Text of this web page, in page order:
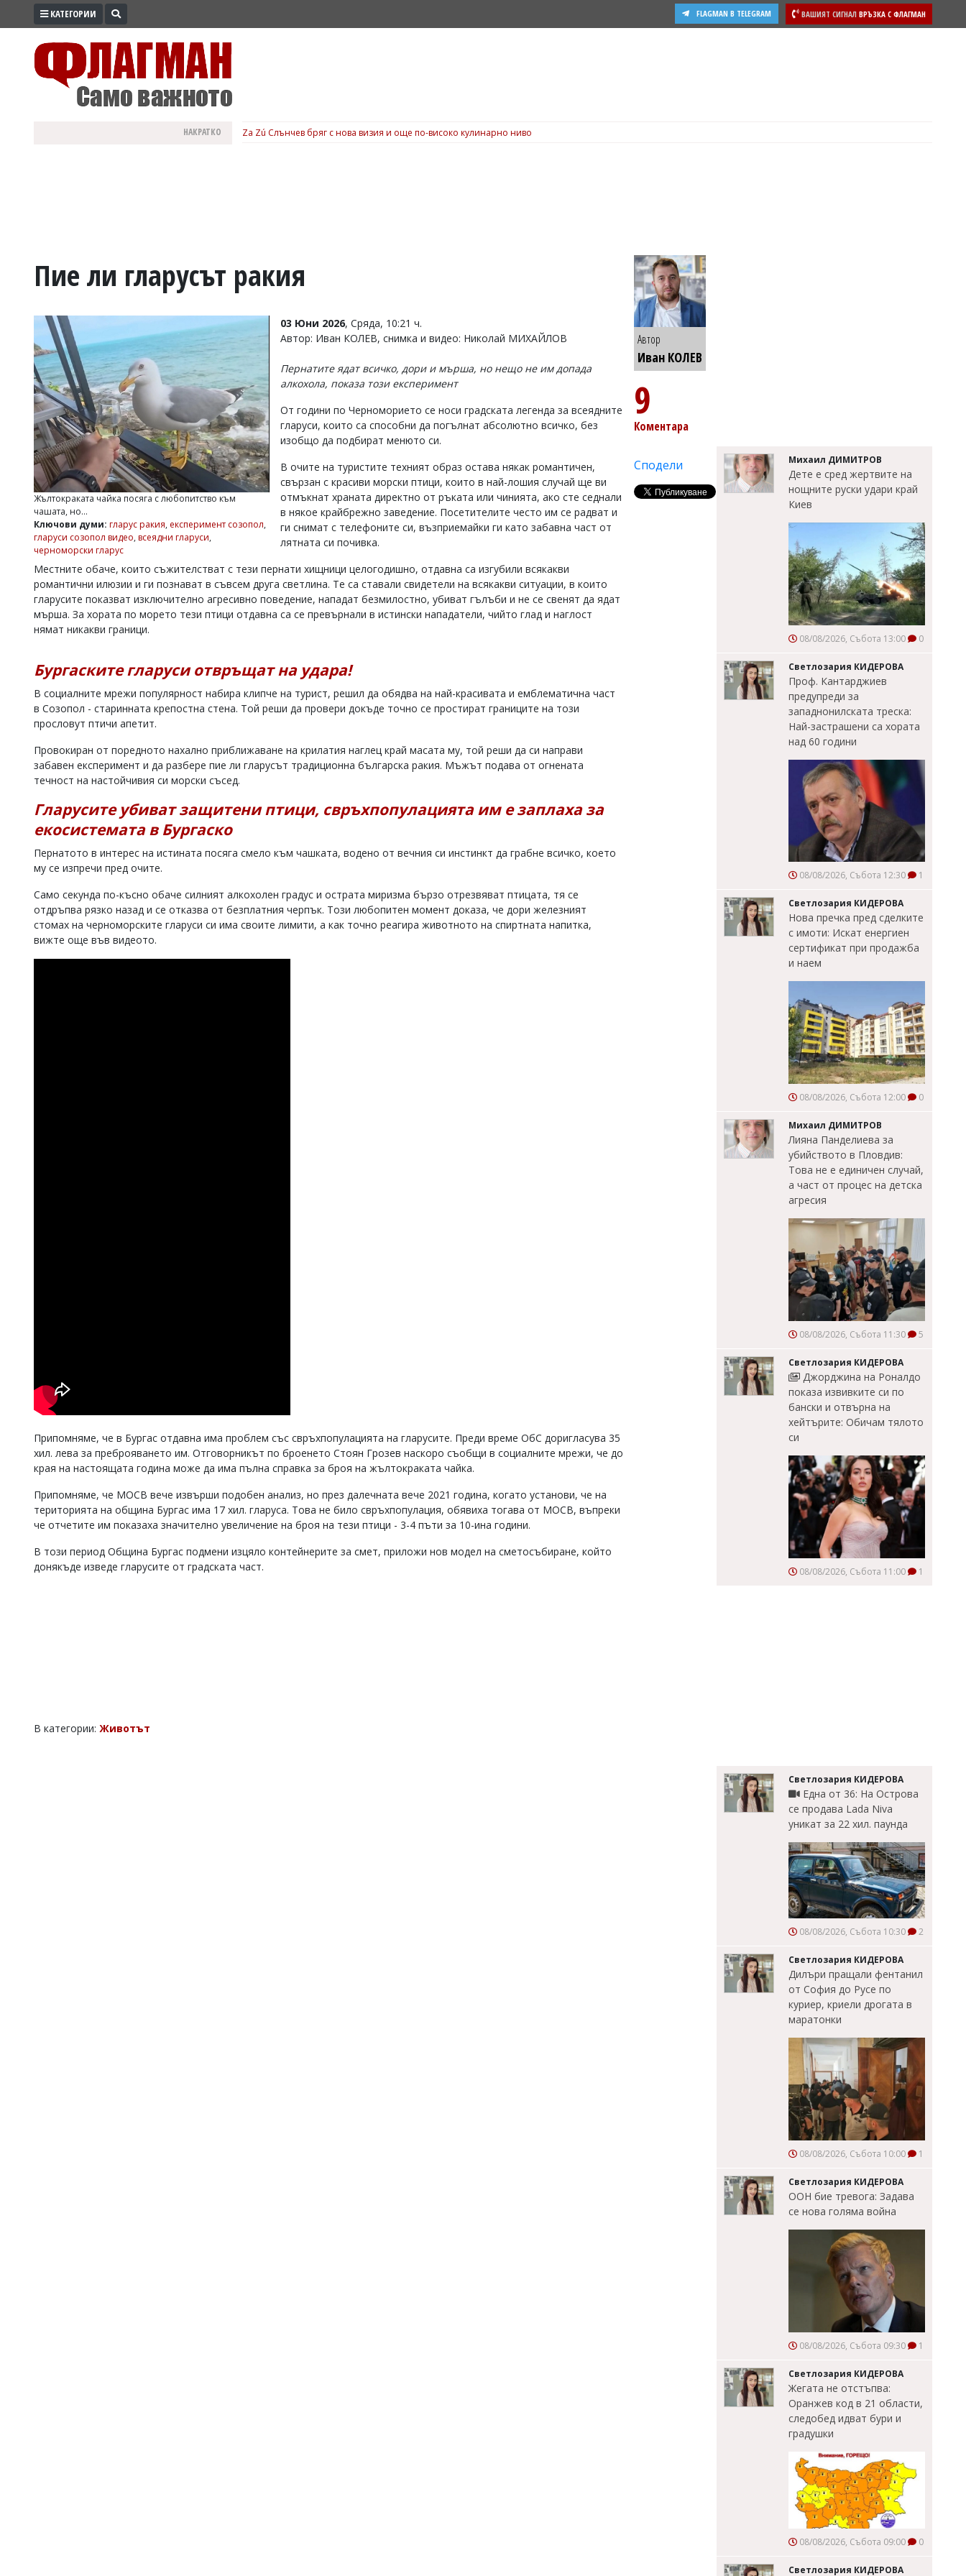
ПРОМО
ВОЙНАТА
СПОРТ
РАЗСЛЕДВАНЕ
БИЗНЕС
Управители:
Веселин
Василев,
v.vasilev@flagman.bg
Касабова,
k.kassabova@flagman.bg
Главен
редактор:
office@flagman.bg
въвеждат
редакцията
отговорност
откриете
обиден
коментар,
сигнализирайте
КАТЕГОРИИ ВАШИЯТ СИГНАЛ ВРЪЗКА С ФЛАГМАН
FLAGMAN В TELEGRAM
НАКРАТКО Za Zú Слънчев бряг с нова визия и още по-високо кулинарно ниво
Пие ли гларусът ракия
Жълтокраката чайка посяга с любопитство към
чашата, но...
Ключови думи: гларус ракия, експеримент созопол,
гларуси созопол видео, всеядни гларуси,
черноморски гларус
03 Юни 2026, Сряда, 10:21 ч.
Автор: Иван КОЛЕВ, снимка и видео: Николай МИХАЙЛОВ
Пернатите ядат всичко, дори и мърша, но нещо не им допада
алкохола, показа този експеримент
От години по Черноморието се носи градската легенда за всеядните
гларуси, които са способни да погълнат абсолютно всичко, без
изобщо да подбират менюто си.
В очите на туристите техният образ остава някак романтичен,
свързан с красиви морски птици, които в най-лошия случай ще ви
отмъкнат храната директно от ръката или чинията, ако сте седнали
в някое крайбрежно заведение. Посетителите често им се радват и
ги снимат с телефоните си, възприемайки ги като забавна част от
лятната си почивка.
Местните обаче, които съжителстват с тези пернати хищници целогодишно, отдавна са изгубили всякакви
романтични илюзии и ги познават в съвсем друга светлина. Те са ставали свидетели на всякакви ситуации, в които
гларусите показват изключително агресивно поведение, нападат безмилостно, убиват гълъби и не се свенят да ядат
мърша. За хората по морето тези птици отдавна са се превърнали в истински нападатели, чийто глад и наглост
нямат никакви граници.
Бургаските гларуси отвръщат на удара!
В социалните мрежи популярност набира клипче на турист, решил да обядва на най-красивата и емблематична част
в Созопол - старинната крепостна стена. Той реши да провери докъде точно се простират границите на този
прословут птичи апетит.
Провокиран от поредното нахално приближаване на крилатия наглец край масата му, той реши да си направи
забавен експеримент и да разбере пие ли гларусът традиционна българска ракия. Мъжът подава от огнената
течност на настойчивия си морски съсед.
Гларусите убиват защитени птици, свръхпопулацията им е заплаха за
екосистемата в Бургаско
Пернатото в интерес на истината посяга смело към чашката, водено от вечния си инстинкт да грабне всичко, което
му се изпречи пред очите.
Само секунда по-късно обаче силният алкохолен градус и острата миризма бързо отрезвяват птицата, тя се
отдръпва рязко назад и се отказва от безплатния черпък. Този любопитен момент доказа, че дори железният
стомах на черноморските гларуси си има своите лимити, а как точно реагира животното на спиртната напитка,
вижте още във видеото.
Припомняме, че в Бургас отдавна има проблем със свръхпопулацията на гларусите. Преди време ОбС доригласува 35
хил. лева за преброяването им. Отговорникът по броенето Стоян Грозев наскоро съобщи в социалните мрежи, че до
края на настоящата година може да има пълна справка за броя на жълтокраката чайка.
Припомняме, че МОСВ вече извърши подобен анализ, но през далечната вече 2021 година, когато установи, че на
територията на община Бургас има 17 хил. гларуса. Това не било свръхпопулация, обявиха тогава от МОСВ, въпреки
че отчетите им показаха значително увеличение на броя на тези птици - 3-4 пъти за 10-ина години.
В този период Община Бургас подмени изцяло контейнерите за смет, приложи нов модел на сметосъбиране, който
донякъде изведе гларусите от градската част.
В категории: Животът
Автор
Иван КОЛЕВ
9
Коментара
Сподели Михаил ДИМИТРОВ
Дете е сред жертвите на
нощните руски удари край
Киев
08/08/2026, Събота 13:00 0
Светлозария КИДЕРОВА
Проф. Кантарджиев
предупреди за
западнонилската треска:
Най-застрашени са хората
над 60 години
08/08/2026, Събота 12:30 1
Светлозария КИДЕРОВА
Нова пречка пред сделките
с имоти: Искат енергиен
сертификат при продажба
и наем
08/08/2026, Събота 12:00 0
Михаил ДИМИТРОВ
Лияна Панделиева за
убийството в Пловдив:
Това не е единичен случай,
а част от процес на детска
агресия
08/08/2026, Събота 11:30 5
Светлозария КИДЕРОВА
Джорджина на Роналдо
показа извивките си по
бански и отвърна на
хейтърите: Обичам тялото
си
08/08/2026, Събота 11:00 1
Светлозария КИДЕРОВА
Една от 36: На Острова
се продава Lada Niva
уникат за 22 хил. паунда
08/08/2026, Събота 10:30 2
Светлозария КИДЕРОВА
Дилъри пращали фентанил
от София до Русе по
куриер, криели дрогата в
маратонки
08/08/2026, Събота 10:00 1
Светлозария КИДЕРОВА
ООН бие тревога: Задава
се нова голяма война
08/08/2026, Събота 09:30 1
Светлозария КИДЕРОВА
Жегата не отстъпва:
Оранжев код в 21 области,
следобед идват бури и
градушки
08/08/2026, Събота 09:00 0
Светлозария КИДЕРОВА